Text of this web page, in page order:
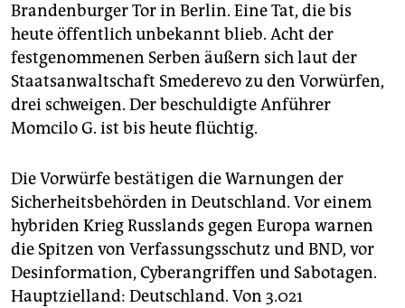
Brandenburger Tor in Berlin. Eine Tat, die bis
heute öffentlich unbekannt blieb. Acht der
festgenommenen Serben äußern sich laut der
Staatsanwaltschaft Smederevo zu den Vorwürfen,
drei schweigen. Der beschuldigte Anführer
Momcilo G. ist bis heute flüchtig.
Die Vorwürfe bestätigen die Warnungen der
Sicherheitsbehörden in Deutschland. Vor einem
hybriden Krieg Russlands gegen Europa warnen
die Spitzen von Verfassungsschutz und BND, vor
Desinformation, Cyberangriffen und Sabotagen.
Hauptzielland: Deutschland. Von 3.021